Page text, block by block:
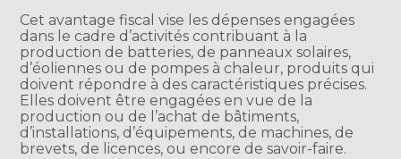
Cet avantage fiscal vise les dépenses engagées
dans le cadre d’activités contribuant à la
production de batteries, de panneaux solaires,
d’éoliennes ou de pompes à chaleur, produits qui
doivent répondre à des caractéristiques précises.
Elles doivent être engagées en vue de la
production ou de l’achat de bâtiments,
d’installations, d’équipements, de machines, de
brevets, de licences, ou encore de savoir-faire.